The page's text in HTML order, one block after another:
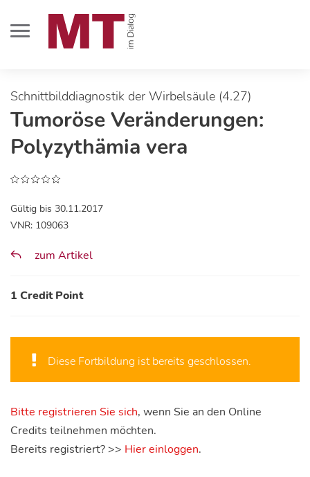
Schnittbilddiagnostik der Wirbelsäule (4.27)
Tumoröse Veränderungen:
Polyzythämia vera
Gültig bis 30.11.2017
VNR: 109063
zum Artikel
1 Credit Point
Diese Fortbildung ist bereits geschlossen.
Bitte registrieren Sie sich, wenn Sie an den Online
Credits teilnehmen möchten.
Bereits registriert? >> Hier einloggen.